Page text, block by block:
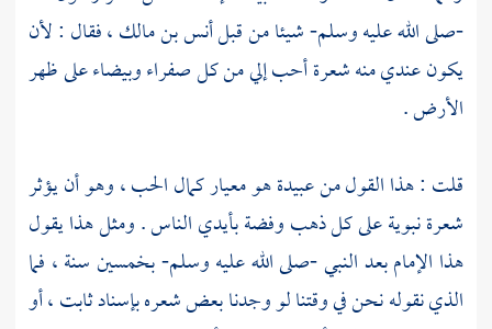
-صلى الله عليه وسلم- شيئا من قبلأنس بن مالك، فقال : لأن
يكون عندي منه شعرة أحب إلي من كل صفراء وبيضاء على ظهر
الأرض .
قلت : هذا القول منعبيدةهو معيار كمال الحب ، وهو أن يؤثر
شعرة نبوية على كل ذهب وفضة بأيدي الناس . ومثل هذا يقول
هذا الإمام بعد النبي -صلى الله عليه وسلم- بخمسين سنة ، فما
الذي نقوله نحن في وقتنا لو وجدنا بعض شعره بإسناد ثابت ، أو